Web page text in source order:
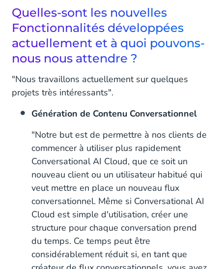
Quelles-sont les nouvelles
Fonctionnalités développées
actuellement et à quoi pouvons-
nous nous attendre ?
"Nous travaillons actuellement sur quelques
projets très intéressants".
Génération de Contenu Conversationnel
"Notre but est de permettre à nos clients de
commencer à utiliser plus rapidement
Conversational AI Cloud, que ce soit un
nouveau client ou un utilisateur habitué qui
veut mettre en place un nouveau flux
conversationnel. Même si Conversational AI
Cloud est simple d'utilisation, créer une
structure pour chaque conversation prend
du temps. Ce temps peut être
considérablement réduit si, en tant que